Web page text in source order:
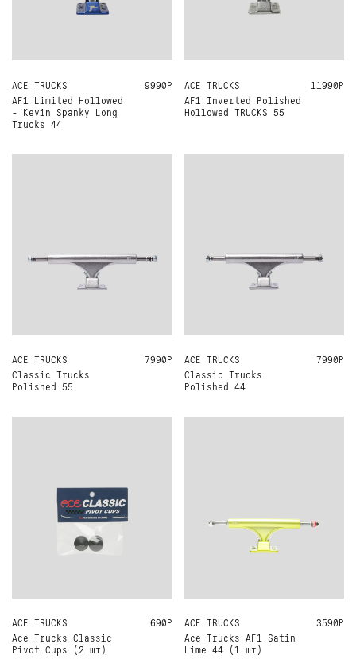
ACE TRUCKS
AF1 Limited Hollowed
- Kevin Spanky Long
Trucks 44
ONE SIZE 9990Р
ACE TRUCKS
AF1 Inverted Polished
Hollowed TRUCKS 55
ONE SIZE 11990Р
ACE TRUCKS
Classic Trucks
Polished 55
55 7990Р
ACE TRUCKS
Classic Trucks
Polished 44
44 7990Р
ACE TRUCKS
Ace Trucks Classic
Pivot Cups (2 шт)
ONE SIZE 690Р
ACE TRUCKS
Ace Trucks AF1 Satin
Lime 44 (1 шт)
44 3590Р